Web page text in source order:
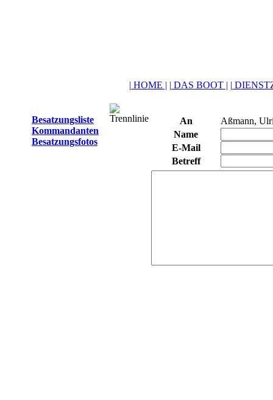
| HOME | | DAS BOOT | |
Besatzungsliste
Kommandanten
Besatzungsfotos
An
Aßmann,
Name
E-Mail
Betreff